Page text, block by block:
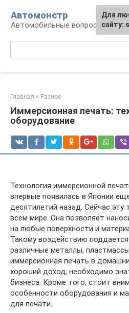
контенту
Автомонстр
Автомобильные вопросы и
Главная » Разное
Иммерсионная печать:
оборудование
Технология иммерсионной
впервые появилась в Японии
десятилетий назад. Сейчас эту
всем мире. Она позволяет
на любые поверхности и
Такому воздействию
различные металлы,
иммерсионная печать в
хороший доход, необходимо
бизнеса. Кроме того, стоит
особенности оборудования и
для печати.
Для
сайту: